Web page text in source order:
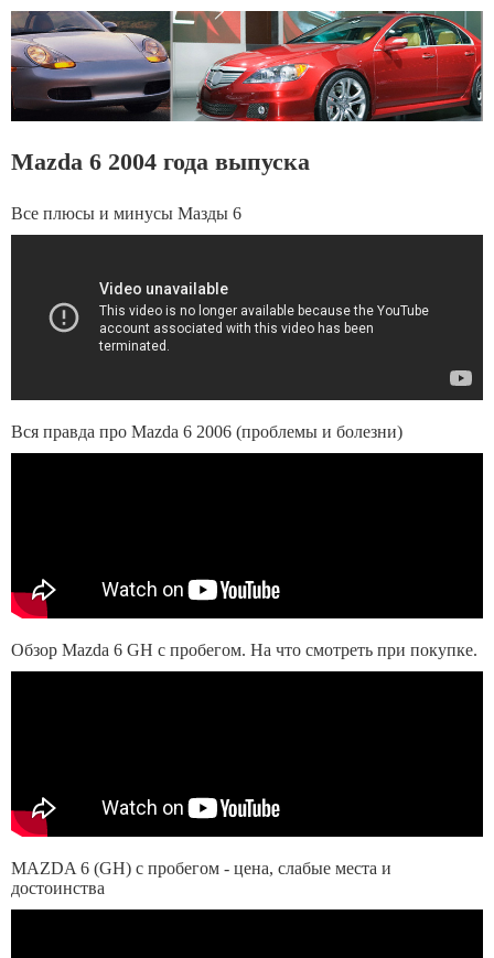
Mazda 6 2004 года выпуска
Все плюсы и минусы Мазды 6
Вся правда про Mazda 6 2006 (проблемы и болезни)
Обзор Mazda 6 GH с пробегом. На что смотреть при покупке.
MAZDA 6 (GH) с пробегом - цена, слабые места и
достоинства